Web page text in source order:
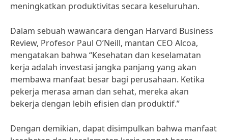
meningkatkan produktivitas secara keseluruhan.
Dalam sebuah wawancara dengan Harvard Business
Review, Profesor Paul O’Neill, mantan CEO Alcoa,
mengatakan bahwa “Kesehatan dan keselamatan
kerja adalah investasi jangka panjang yang akan
membawa manfaat besar bagi perusahaan. Ketika
pekerja merasa aman dan sehat, mereka akan
bekerja dengan lebih efisien dan produktif.”
Dengan demikian, dapat disimpulkan bahwa manfaat